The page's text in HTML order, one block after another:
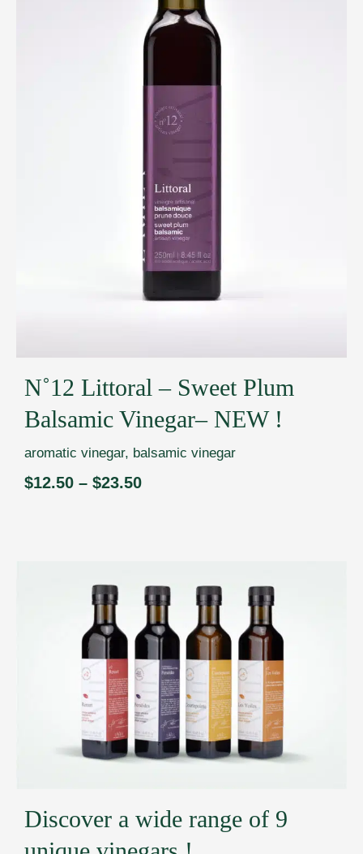
N˚12 Littoral – Sweet Plum
Balsamic Vinegar– NEW !
aromatic vinegar, balsamic vinegar
$12.50 – $23.50Price
Discover a wide range of 9